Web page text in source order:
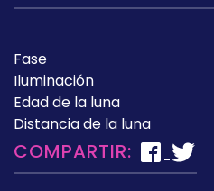
Fase
Iluminación
Edad de la luna
Distancia de la luna
COMPARTIR: